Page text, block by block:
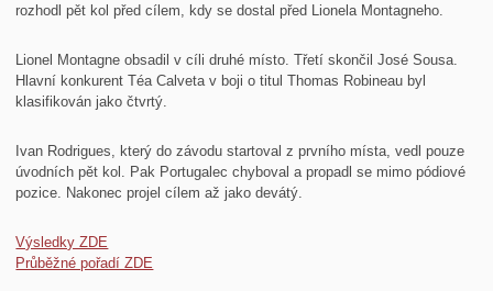
rozhodl pět kol před cílem, kdy se dostal před Lionela Montagneho.
Lionel Montagne obsadil v cíli druhé místo. Třetí skončil José Sousa.
Hlavní konkurent Téa Calveta v boji o titul Thomas Robineau byl
klasifikován jako čtvrtý.
Ivan Rodrigues, který do závodu startoval z prvního místa, vedl pouze
úvodních pět kol. Pak Portugalec chyboval a propadl se mimo pódiové
pozice. Nakonec projel cílem až jako devátý.
Výsledky ZDE
Průběžné pořadí ZDE